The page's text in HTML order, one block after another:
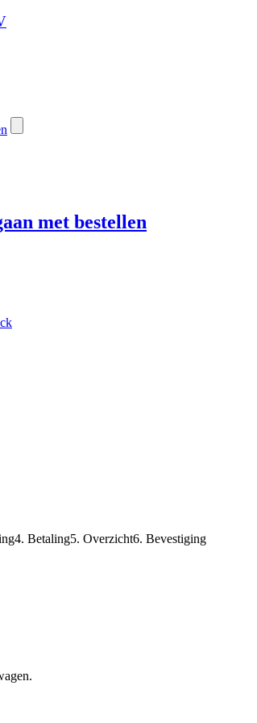
met bestellen
4. Betaling5. Overzicht6. Bevestiging